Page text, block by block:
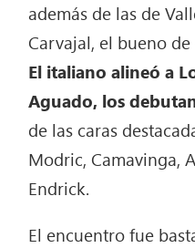
además de las de
Carvajal, el bueno
El italiano alineó a
Aguado, los
de las caras
Modric, Camavinga,
Endrick.
El encuentro fue